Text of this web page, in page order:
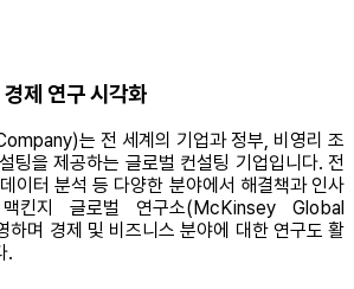
제 연구 시각화
는 전 세계의 기업과 정부, 비영리 조
팅을 제공하는 글로벌 컨설팅 기업입니다. 전
이터 분석 등 다양한 분야에서 해결책과 인사
킨지 글로벌 연구소(McKinsey Global
며 경제 및 비즈니스 분야에 대한 연구도 활
.